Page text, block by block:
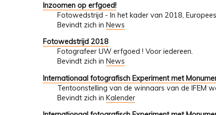
Inzoomen op erfgoed!
Fotowedstrijd - In het kader van 2018,
Bevindt zich in News
Fotowedstrijd 2018
Fotografeer UW erfgoed ! Voor iedereen.
Bevindt zich in News
Internationaal fotografisch Experiment met
Tentoonstelling van de winnaars van de IFEM
Bevindt zich in Kalender